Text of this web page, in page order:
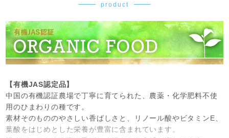
product
【有機JAS認定品】
中国の有機認証農場で丁寧に育てられた、農薬・化学肥料不使
用のひまわりの種です。
素材そのもののやさしい香ばしさと、リノール酸やビタミンE、
葉酸をはじめとした栄養が豊富に含まれています。